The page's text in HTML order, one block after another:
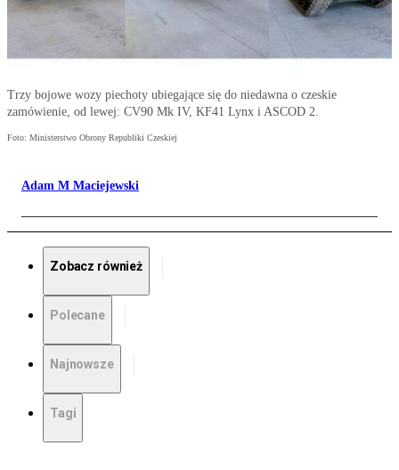
Trzy bojowe wozy piechoty ubiegające się do niedawna o czeskie
zamówienie, od lewej: CV90 Mk IV, KF41 Lynx i ASCOD 2.
Foto: Ministerstwo Obrony Republiki Czeskiej
Adam M Maciejewski
Zobacz również
Polecane
Najnowsze
Tagi